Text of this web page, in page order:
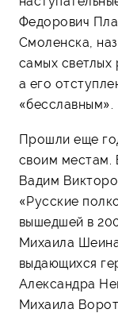
Федорович
Смоленска,
самых светлых
а его
«бесславным».
Прошли еще
своим местам.
Вадим
«Русские
вышедшей в
Михаила
выдающихся
Александра
Михаила